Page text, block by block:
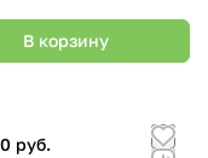
В корзину
руб.